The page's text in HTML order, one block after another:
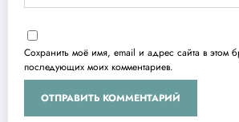
Сохранить моё имя, email и адрес сайта в этом
последующих моих комментариев.